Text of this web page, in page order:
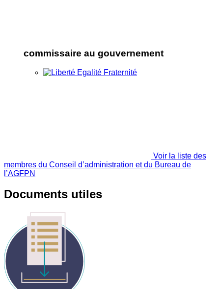
commissaire au gouvernement
Voir la liste des
membres du Conseil d’administration et du Bureau de
l’AGFPN
Documents utiles